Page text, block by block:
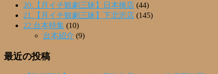
20.【月イチ観劇三昧】日本橋店 (44)
21.【月イチ観劇三昧】下北沢店 (145)
22.台本特集 (10)
台本紹介 (9)
最近の投稿